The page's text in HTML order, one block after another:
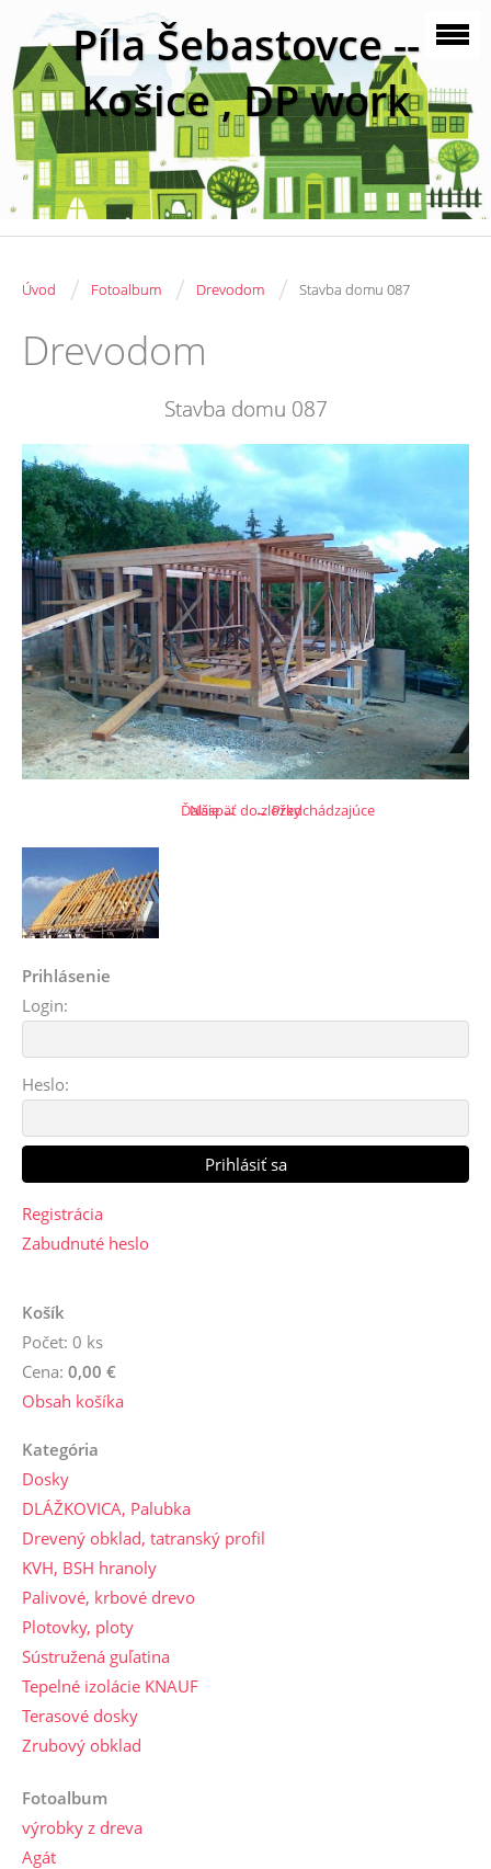
Píla Šebastovce --
Košice , DP work
Úvod / Fotoalbum / Drevodom / Stavba domu 087
Drevodom
Stavba domu 087
← Predchádzajúce
Ďalšie →
Naspäť do zložky
Prihlásenie
Login:
Heslo:
Registrácia
Zabudnuté heslo
Košík
Počet: 0 ks
Cena: 0,00 €
Obsah košíka
Kategória
Dosky
DLÁŽKOVICA, Palubka
Drevený obklad, tatranský profil
KVH, BSH hranoly
Palivové, krbové drevo
Plotovky, ploty
Sústružená guľatina
Tepelné izolácie KNAUF
Terasové dosky
Zrubový obklad
Fotoalbum
výrobky z dreva
Agát